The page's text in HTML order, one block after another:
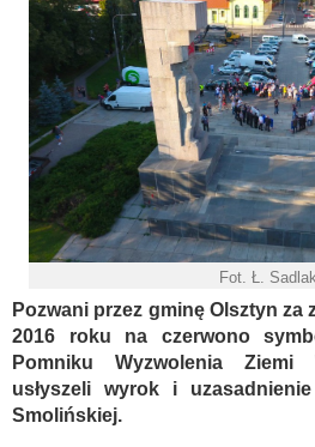
Fot. Ł. Sadlak
Pozwani przez gminę Olsztyn za
2016 roku na czerwono
Pomniku Wyzwolenia Ziemi
usłyszeli wyrok i
Smolińskiej.